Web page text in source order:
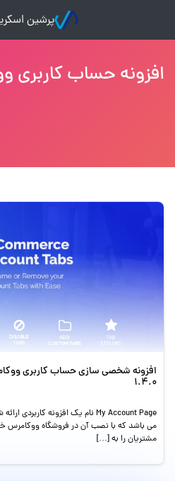
پرشین
افزونه حساب کاربری
1.4.0
می باشد که با نصب آن در فروشگاه ووکامرس
مشتریان را به […]